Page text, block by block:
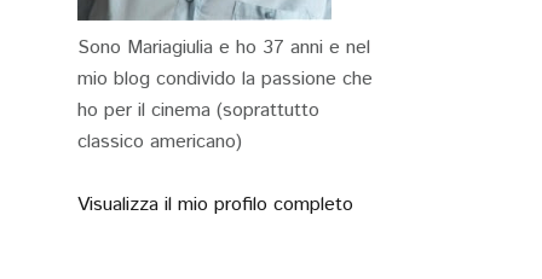
Sono Mariagiulia e ho 37 anni e nel
mio blog condivido la passione che
ho per il cinema (soprattutto
classico americano)
Visualizza il mio profilo completo